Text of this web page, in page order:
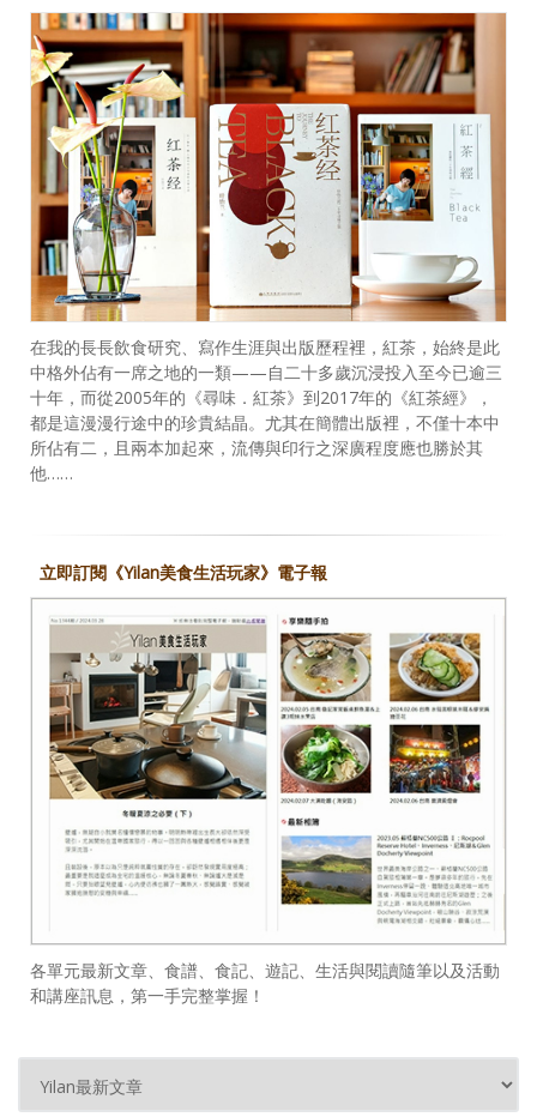
在我的長長飲食研究、寫作生涯與出版歷程裡，紅茶，始終是此
中格外佔有一席之地的一類——自二十多歲沉浸投入至今已逾三
十年，而從2005年的《尋味．紅茶》到2017年的《紅茶經》，
都是這漫漫行途中的珍貴結晶。尤其在簡體出版裡，不僅十本中
所佔有二，且兩本加起來，流傳與印行之深廣程度應也勝於其
他……
立即訂閱《Yilan美食生活玩家》電子報
各單元最新文章、食譜、食記、遊記、生活與閱讀隨筆以及活動
和講座訊息，第一手完整掌握！